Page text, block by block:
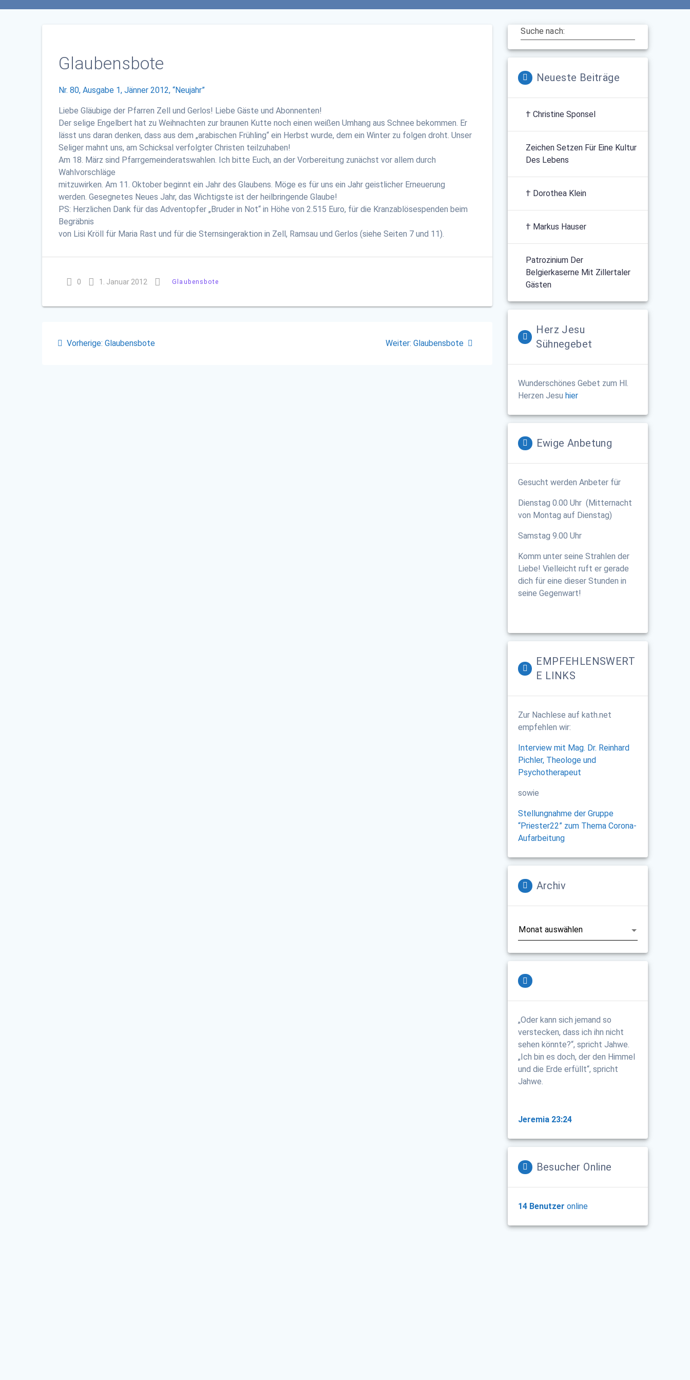
Glaubensbote
Nr. 80, Ausgabe 1, Jänner 2012, “Neujahr”
Liebe Gläubige der Pfarren Zell und Gerlos! Liebe Gäste und Abonnenten!
Der selige Engelbert hat zu Weihnachten zur braunen Kutte noch einen weißen Umhang aus Schnee bekommen. Er
lässt uns daran denken, dass aus dem „arabischen Frühling“ ein Herbst wurde, dem ein Winter zu folgen droht. Unser
Seliger mahnt uns, am Schicksal verfolgter Christen teilzuhaben!
Am 18. März sind Pfarrgemeinderatswahlen. Ich bitte Euch, an der Vorbereitung zunächst vor allem durch
Wahlvorschläge
mitzuwirken. Am 11. Oktober beginnt ein Jahr des Glaubens. Möge es für uns ein Jahr geistlicher Erneuerung
werden. Gesegnetes Neues Jahr, das Wichtigste ist der heilbringende Glaube!
PS: Herzlichen Dank für das Adventopfer „Bruder in Not“ in Höhe von 2.515 Euro, für die Kranzablösespenden beim
Begräbnis
von Lisi Kröll für Maria Rast und für die Sternsingeraktion in Zell, Ramsau und Gerlos (siehe Seiten 7 und 11).
0 1. Januar 2012 Glaubensbote
Beitragsnavigation
Vorherige: Vorheriger
Glaubensbote Weiter: Nächster
Glaubensbote
Suche nach:
Neueste Beiträge
† Christine Sponsel
Zeichen Setzen Für Eine Kultur
Des Lebens
† Dorothea Klein
† Markus Hauser
Patrozinium Der
Belgierkaserne Mit Zillertaler
Gästen
Herz Jesu
Sühnegebet
Wunderschönes Gebet zum Hl.
Herzen Jesu hier
Ewige Anbetung
Gesucht werden Anbeter für
Dienstag 0.00 Uhr (Mitternacht
von Montag auf Dienstag)
Samstag 9.00 Uhr
Komm unter seine Strahlen der
Liebe! Vielleicht ruft er gerade
dich für eine dieser Stunden in
seine Gegenwart!
EMPFEHLENSWERT
E LINKS
Zur Nachlese auf kath.net
empfehlen wir:
Interview mit Mag. Dr. Reinhard
Pichler, Theologe und
Psychotherapeut
sowie
Stellungnahme der Gruppe
“Priester22” zum Thema Corona-
Aufarbeitung
Archiv
„Oder kann sich jemand so
verstecken, dass ich ihn nicht
sehen könnte?“, spricht Jahwe.
„Ich bin es doch, der den Himmel
und die Erde erfüllt“, spricht
Jahwe.
Jeremia 23:24
Besucher Online
14 Benutzer online